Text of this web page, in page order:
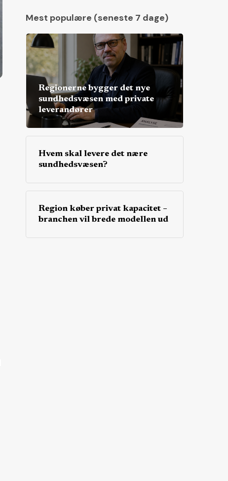
Mest populære (seneste 7 dage)
Regionerne bygger det nye
sundhedsvæsen med private
leverandører
Hvem skal levere det nære
sundhedsvæsen?
Region køber privat kapacitet –
branchen vil brede modellen ud